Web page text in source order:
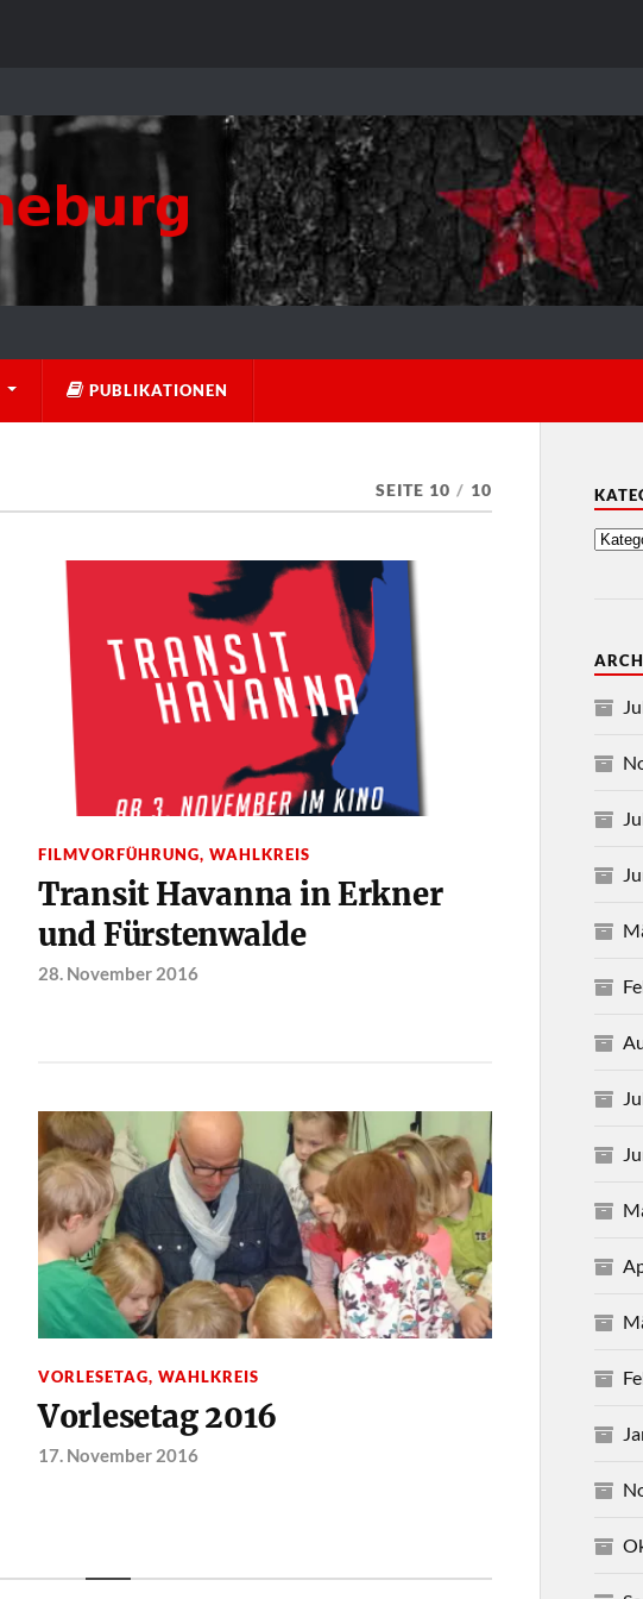
PUBLIKATIONEN
SEITE 10 / 10
FILMVORFÜHRUNG, WAHLKREIS
Transit Havanna in Erkner
und Fürstenwalde
28. November 2016
VORLESETAG, WAHLKREIS
Vorlesetag 2016
17. November 2016